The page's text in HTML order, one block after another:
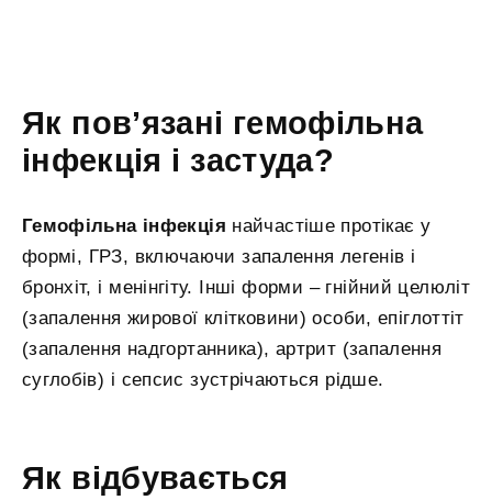
Як пов’язані гемофільна
інфекція і застуда?
Гемофільна інфекція найчастіше протікає у
формі, ГРЗ, включаючи запалення легенів і
бронхіт, і менінгіту. Інші форми – гнійний целюліт
(запалення жирової клітковини) особи, епіглоттіт
(запалення надгортанника), артрит (запалення
суглобів) і сепсис зустрічаються рідше.
Як відбувається